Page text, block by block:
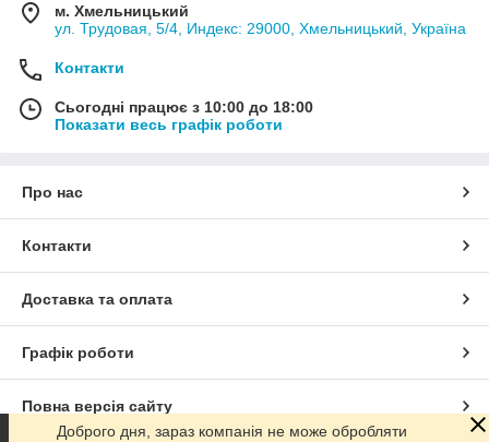
м. Хмельницький
ул. Трудовая, 5/4, Индекс: 29000, Хмельницький, Україна
Контакти
Сьогодні працює з 10:00 до 18:00
Показати весь графік роботи
Про нас
Контакти
Доставка та оплата
Графік роботи
Повна версія сайту
Доброго дня, зараз компанія не може обробляти